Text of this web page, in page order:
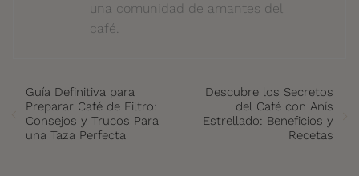
una comunidad de amantes del
café.
Guía Definitiva para
Preparar Café de Filtro:
Consejos y Trucos Para
una Taza Perfecta
Descubre los Secretos
del Café con Anís
Estrellado: Beneficios y
Recetas